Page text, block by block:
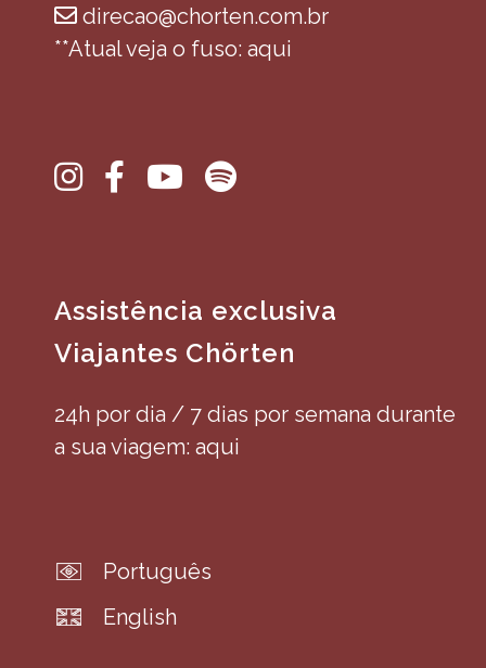
direcao@chorten.com.br
**Atual veja o fuso: aqui
Assistência exclusiva
Viajantes Chörten
24h por dia / 7 dias por semana durante
a sua viagem: aqui
Português
English